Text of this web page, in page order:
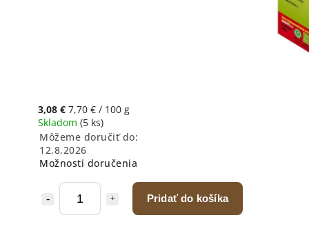
3,08 € 7,70 € / 100 g
Skladom (5 ks)
Môžeme doručiť do:
12.8.2026
Možnosti doručenia
Pridať do košíka